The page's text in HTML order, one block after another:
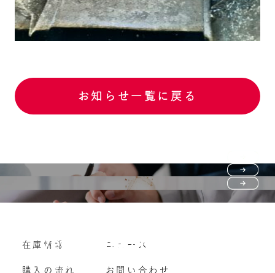
お知らせ一覧に戻る
購入の流れ
よくいただくご質問
Vehicle purchase
車両買い取り
在庫情報
購入の流れ
ニュース
お問い合わせ